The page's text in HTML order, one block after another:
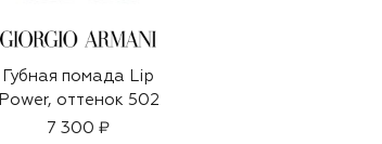
Губная помада Lip
Power, оттенок 502
7 300 ₽